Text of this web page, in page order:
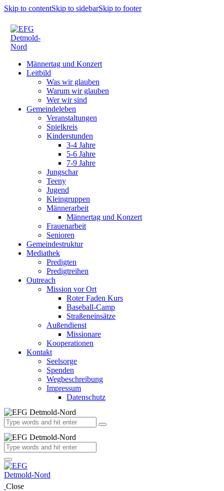
Skip to contentSkip to sidebarSkip to footer
Männertag und Konzert
Leitbild
Was wir glauben
Warum wir glauben
Wer wir sind
Gemeindeleben
Veranstaltungen
Spielkreis
Kinderstunden
3-4 Jahre
5-6 Jahre
7-9 Jahre
Jungschar
Teeny
Jugend
Kleingruppen
Männerarbeit
Männertag und Konzert
Frauenarbeit
Senioren
Gemeindestruktur
Mediathek
Predigten
Predigtreihen
Outreach
Mission vor Ort
Roter Faden Kurs
Baseball-Camp
Straßeneinsätze
Außendienst
Missionare
Kooperationen
Kontakt
Seelsorge
Spenden
Wegbeschreibung
Impressum
Datenschutz
Close